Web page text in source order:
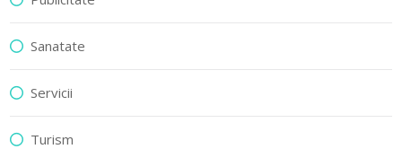
Sanatate
Servicii
Turism